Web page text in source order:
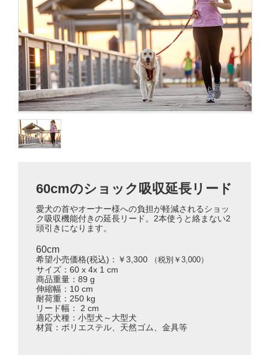
60cmのショック吸収延長リード
愛犬の首やオーナー様への負担が軽減されるショッ
ク吸収機能付きの延長リード。2本使うと絡まない2
頭引きになります。
60cm
希望小売価格(税込)：￥3,300 （税別￥3,000）
サイズ：60 x 4x 1 cm
商品重量：89 g
伸縮幅：10 cm
耐荷重：250 kg
リード幅： 2 cm
適応犬種：小型犬～大型犬
材質：ポリエステル、天然ゴム、金具等